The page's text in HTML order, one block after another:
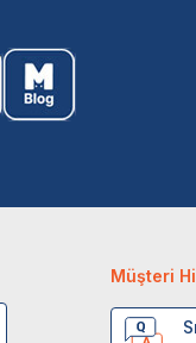
Müşteri